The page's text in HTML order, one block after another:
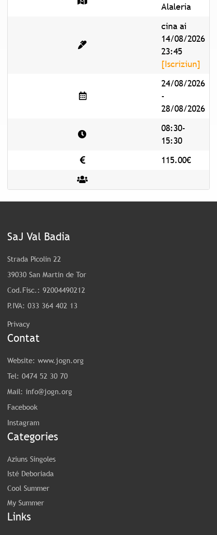
Alaleria
cina ai
14/08/2026
23:45
[Iscriziun]
24/08/2026
-
28/08/2026
08:30-
15:30
115.00€
SaJ Val Badia
Strada Picolin 22
39030 San Martin de Tor
Cod.Fisc.: 92004490212
P.IVA: 033 364 402 13
Privacy
Contat
Website: www.jogn.org
Tel: 0474 52 30 70
Mail: info@jogn.org
Facebook
Instagram
Categories
Aziuns Singoles
Isté Deboriada
Cool Summer
My Summer
Links